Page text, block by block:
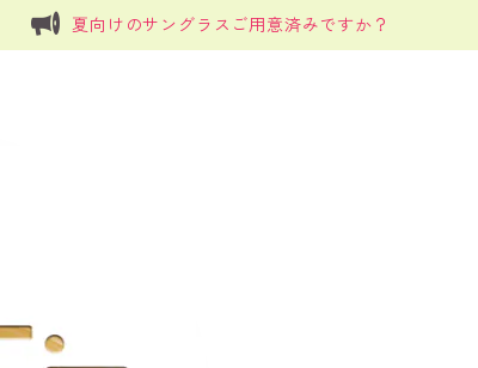
夏向けのサングラスご用意済みですか？